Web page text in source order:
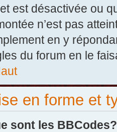
est désactivée ou
n’est pas
en y
du forum en le
en forme et
sont les BBCodes?